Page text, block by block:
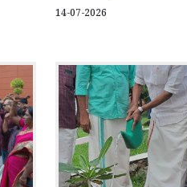
14-07-2026